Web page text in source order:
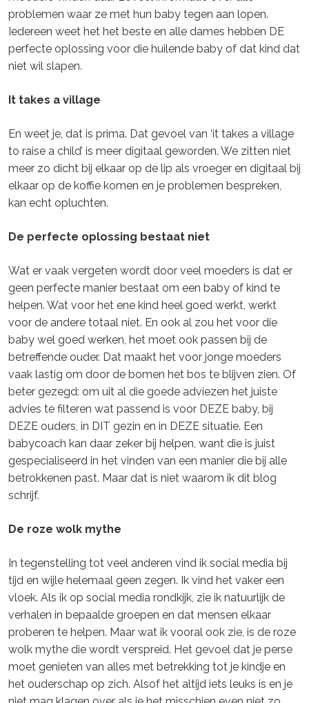
problemen waar ze met hun baby tegen aan lopen.
Iedereen weet het het beste en alle dames hebben DE
perfecte oplossing voor die huilende baby of dat kind dat
niet wil slapen.
It takes a village
En weet je, dat is prima. Dat gevoel van ‘it takes a village
to raise a child’ is meer digitaal geworden. We zitten niet
meer zo dicht bij elkaar op de lip als vroeger en digitaal bij
elkaar op de koffie komen en je problemen bespreken,
kan echt opluchten.
De perfecte oplossing bestaat niet
Wat er vaak vergeten wordt door veel moeders is dat er
geen perfecte manier bestaat om een baby of kind te
helpen. Wat voor het ene kind heel goed werkt, werkt
voor de andere totaal niet. En ook al zou het voor die
baby wel goed werken, het moet ook passen bij de
betreffende ouder. Dat maakt het voor jonge moeders
vaak lastig om door de bomen het bos te blijven zien. Of
beter gezegd: om uit al die goede adviezen het juiste
advies te filteren wat passend is voor DEZE baby, bij
DEZE ouders, in DIT gezin en in DEZE situatie. Een
babycoach kan daar zeker bij helpen, want die is juist
gespecialiseerd in het vinden van een manier die bij alle
betrokkenen past. Maar dat is niet waarom ik dit blog
schrijf.
De roze wolk mythe
In tegenstelling tot veel anderen vind ik social media bij
tijd en wijle helemaal geen zegen. Ik vind het vaker een
vloek. Als ik op social media rondkijk, zie ik natuurlijk de
verhalen in bepaalde groepen en dat mensen elkaar
proberen te helpen. Maar wat ik vooral ook zie, is de roze
wolk mythe die wordt verspreid. Het gevoel dat je perse
moet genieten van alles met betrekking tot je kindje en
het ouderschap op zich. Alsof het altijd iets leuks is en je